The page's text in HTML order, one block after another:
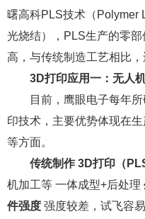
曙高科PLS技术（Polymer
光烧结），PLS生产的零
高，与传统制造工艺相比
3D打印应用一：无人
目前，鹰眼电子每年所
印技术，主要优势体现在
等方面。
传统制作 3D打印（
机加工等 一体成型+后处理
件强度 强度较差，试飞容